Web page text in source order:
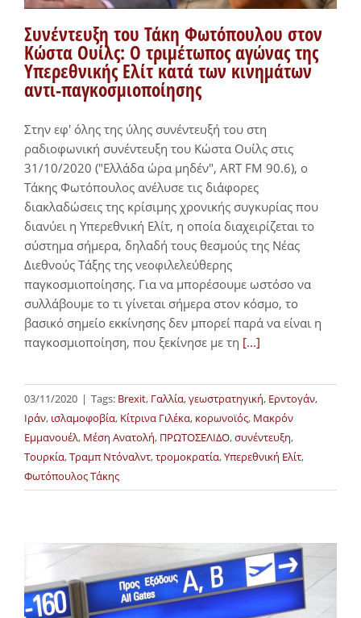
Συνέντευξη του Τάκη Φωτόπουλου στον
Κώστα Ουίλς: Ο τριμέτωπος αγώνας της
Υπερεθνικής Ελίτ κατά των κινημάτων
αντι-παγκοσμιοποίησης
Στην εφ' όλης της ύλης συνέντευξή του στη
ραδιοφωνική συνέντευξη του Κώστα Ουίλς στις
31/10/2020 ("Ελλάδα ώρα μηδέν", ART FM 90.6), ο
Τάκης Φωτόπουλος ανέλυσε τις διάφορες
διακλαδώσεις της κρίσιμης χρονικής συγκυρίας που
διανύει η Υπερεθνική Ελίτ, η οποία διαχειρίζεται το
σύστημα σήμερα, δηλαδή τους θεσμούς της Νέας
Διεθνούς Τάξης της νεοφιλελεύθερης
παγκοσμιοποίησης. Για να μπορέσουμε ωστόσο να
συλλάβουμε το τι γίνεται σήμερα στον κόσμο, το
βασικό σημείο εκκίνησης δεν μπορεί παρά να είναι η
παγκοσμιοποίηση, που ξεκίνησε με τη [...]
03/11/2020 | Tags: Brexit, Γαλλία,γεωστρατηγική, Ερντογάν,
Ιράν, ισλαμοφοβία, Κίτρινα Γιλέκα, κορωνοϊός, Μακρόν
Εμμανουέλ, Μέση Ανατολή, ΠΡΩΤΟΣΕΛΙΔΟ,συνέντευξη,
Τουρκία,Τραμπ Ντόναλντ,τρομοκρατία,Υπερεθνική Ελίτ,
Φωτόπουλος Τάκης